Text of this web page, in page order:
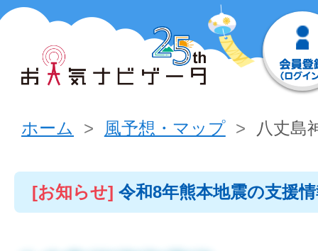
ホーム 風予想・マップ 八丈島
[お知らせ] 令和8年熊本地震の支援